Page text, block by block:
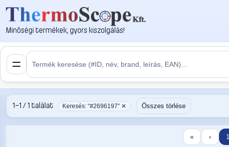
Minőségi termékek, gyors kiszolgálás!
1–1 / 1 találat Keresés: “#2696197” ✕ Összes törlése
« ‹ 1